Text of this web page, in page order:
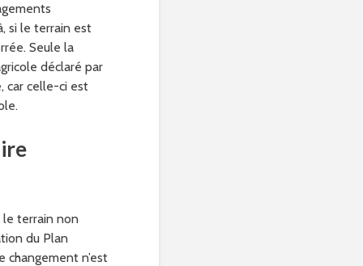
si le terrain est
Seule la
déclaré par
car celle-ci est
le terrain non
du Plan
changement n’est